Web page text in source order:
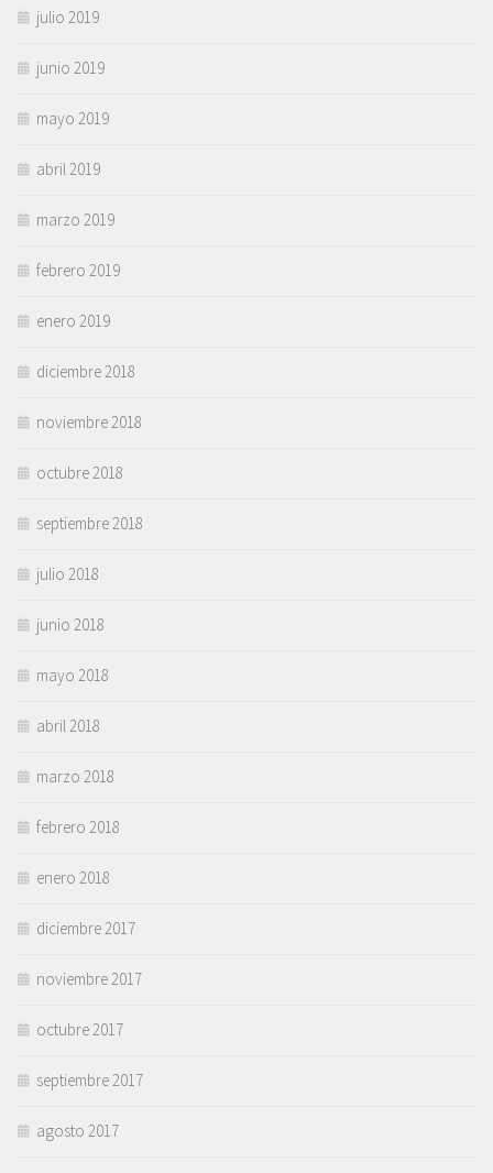
julio 2019
junio 2019
mayo 2019
abril 2019
marzo 2019
febrero 2019
enero 2019
diciembre 2018
noviembre 2018
octubre 2018
septiembre 2018
julio 2018
junio 2018
mayo 2018
abril 2018
marzo 2018
febrero 2018
enero 2018
diciembre 2017
noviembre 2017
octubre 2017
septiembre 2017
agosto 2017